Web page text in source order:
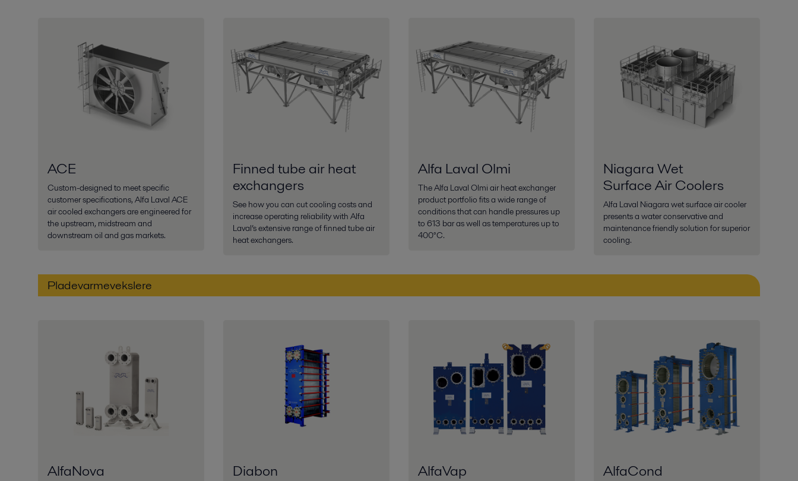
ACE
Custom-designed to meet specific
customer specifications, Alfa Laval ACE
air cooled exchangers are engineered for
the upstream, midstream and
downstream oil and gas markets.
Finned tube air heat
exchangers
See how you can cut cooling costs and
increase operating reliability with Alfa
Laval’s extensive range of finned tube air
heat exchangers.
Alfa Laval Olmi
The Alfa Laval Olmi air heat exchanger
product portfolio fits a wide range of
conditions that can handle pressures up
to 613 bar as well as temperatures up to
400°C.
Niagara Wet
Surface Air Coolers
Alfa Laval Niagara wet surface air cooler
presents a water conservative and
maintenance friendly solution for superior
cooling.
Pladevarmevekslere
AlfaNova Diabon AlfaVap AlfaCond